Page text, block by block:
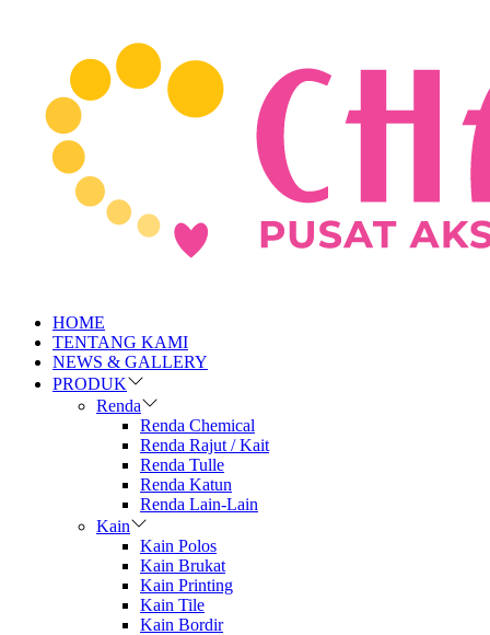
HOME
TENTANG KAMI
NEWS & GALLERY
PRODUK
Renda
Renda Chemical
Renda Rajut / Kait
Renda Tulle
Renda Katun
Renda Lain-Lain
Kain
Kain Polos
Kain Brukat
Kain Printing
Kain Tile
Kain Bordir